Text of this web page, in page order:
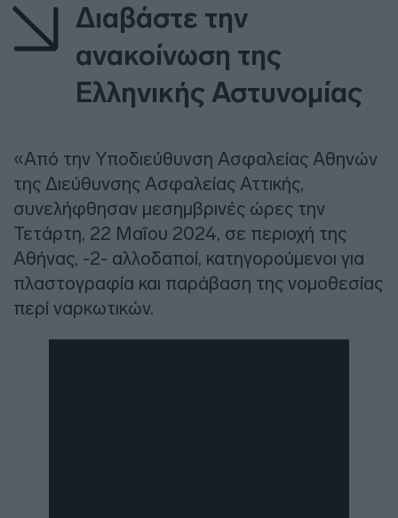
Διαβάστε την
ανακοίνωση της
Ελληνικής Αστυνομίας
«Από την Υποδιεύθυνση Ασφαλείας Αθηνών
της Διεύθυνσης Ασφαλείας Αττικής,
συνελήφθησαν μεσημβρινές ώρες την
Τετάρτη, 22 Μαΐου 2024, σε περιοχή της
Αθήνας, -2- αλλοδαποί, κατηγορούμενοι για
πλαστογραφία και παράβαση της νομοθεσίας
περί ναρκωτικών.